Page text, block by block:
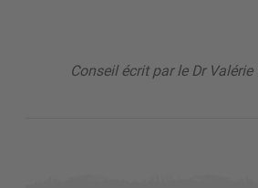
Conseil écrit par le Dr